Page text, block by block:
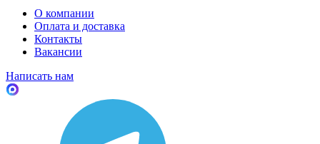
О компании
Оплата и доставка
Контакты
Вакансии
Написать нам